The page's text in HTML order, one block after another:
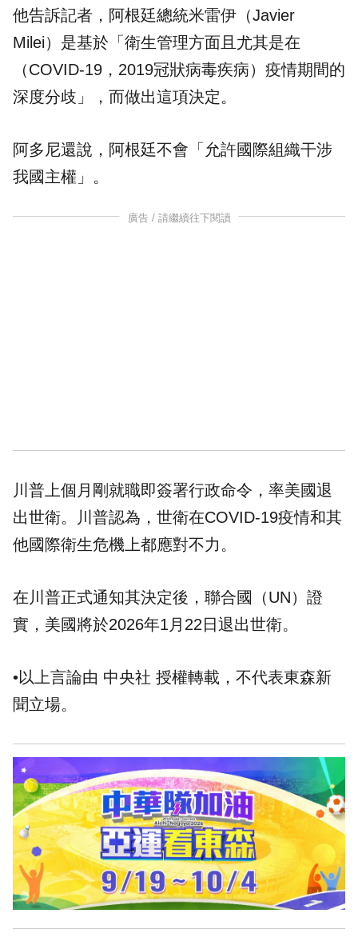
他告訴記者，阿根廷總統米雷伊（Javier
Milei）是基於「衛生管理方面且尤其是在
（COVID-19，2019冠狀病毒疾病）疫情期間的
深度分歧」，而做出這項決定。
阿多尼還說，阿根廷不會「允許國際組織干涉
我國主權」。
廣告 / 請繼續往下閱讀
川普上個月剛就職即簽署行政命令，率美國退
出世衛。川普認為，世衛在COVID-19疫情和其
他國際衛生危機上都應對不力。
在川普正式通知其決定後，聯合國（UN）證
實，美國將於2026年1月22日退出世衛。
•以上言論由 中央社 授權轉載，不代表東森新
聞立場。